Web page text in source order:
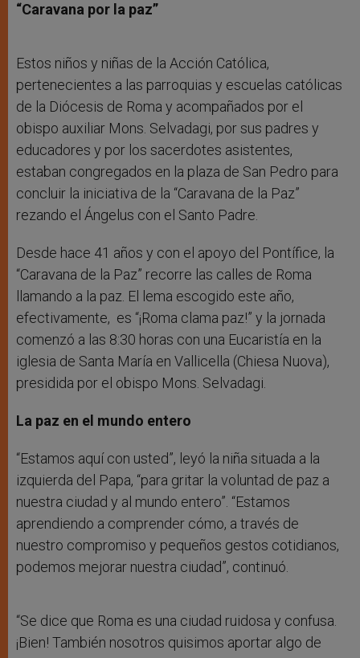
“Caravana por la paz”
Estos niños y niñas de la Acción Católica,
pertenecientes a las parroquias y escuelas católicas
de la Diócesis de Roma y acompañados por el
obispo auxiliar Mons. Selvadagi, por sus padres y
educadores y por los sacerdotes asistentes,
estaban congregados en la plaza de San Pedro para
concluir la iniciativa de la “Caravana de la Paz”
rezando el Ángelus con el Santo Padre.
Desde hace 41 años y con el apoyo del Pontífice, la
“Caravana de la Paz” recorre las calles de Roma
llamando a la paz. El lema escogido este año,
efectivamente, es “¡Roma clama paz!” y la jornada
comenzó a las 8:30 horas con una Eucaristía en la
iglesia de Santa María en Vallicella (Chiesa Nuova),
presidida por el obispo Mons. Selvadagi.
La paz en el mundo entero
“Estamos aquí con usted”, leyó la niña situada a la
izquierda del Papa, “para gritar la voluntad de paz a
nuestra ciudad y al mundo entero”. “Estamos
aprendiendo a comprender cómo, a través de
nuestro compromiso y pequeños gestos cotidianos,
podemos mejorar nuestra ciudad”, continuó.
“Se dice que Roma es una ciudad ruidosa y confusa.
¡Bien! También nosotros quisimos aportar algo de